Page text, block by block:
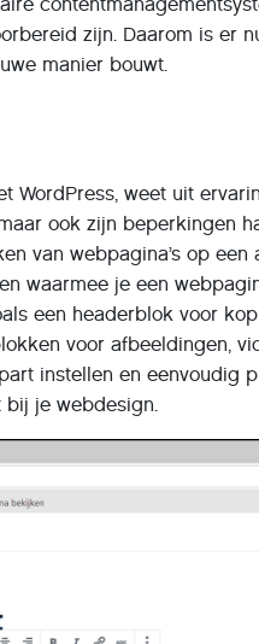
zijn. Daarom is er
manier bouwt.
WordPress, weet uit
ook zijn beperkingen
van webpagina’s op
waarmee je een
een headerblok voor
voor afbeeldingen,
instellen en eenvoudig
bij je webdesign.